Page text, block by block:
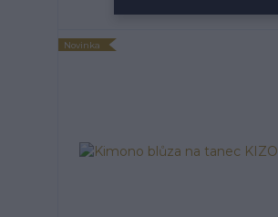
Novinka